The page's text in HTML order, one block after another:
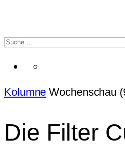
Kolumne Wochenschau
Die Filter